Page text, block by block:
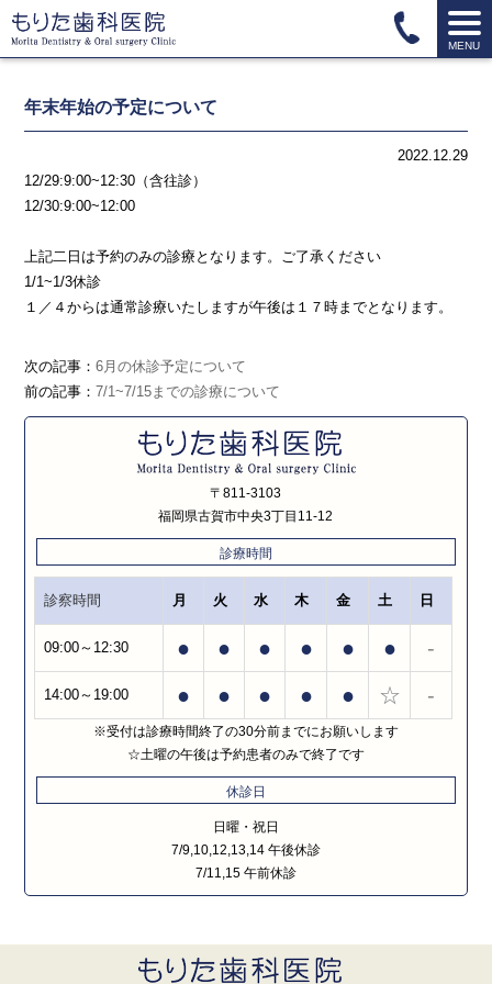
MENU
年末年始の予定について
2022.12.29
12/29:9:00~12:30（含往診）
12/30:9:00~12:00
上記二日は予約のみの診療となります。ご了承ください
1/1~1/3休診
１／４からは通常診療いたしますが午後は１７時までとなります。
次の記事：6月の休診予定について
前の記事：7/1~7/15までの診療について
〒811-3103
福岡県古賀市中央3丁目11-12
診療時間
診察時間 月 火 水 木 金 土 日
09:00～12:30 ● ● ● ● ● ● -
14:00～19:00 ● ● ● ● ● ☆ -
※受付は診療時間終了の30分前までにお願いします
☆土曜の午後は予約患者のみで終了です
休診日
日曜・祝日
7/9,10,12,13,14 午後休診
7/11,15 午前休診